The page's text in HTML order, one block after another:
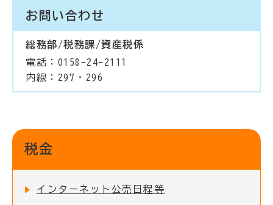
お問い合わせ
総務部/税務課/資産税係
電話：0158-24-2111
内線：297・296
税金
インターネット公売日程等